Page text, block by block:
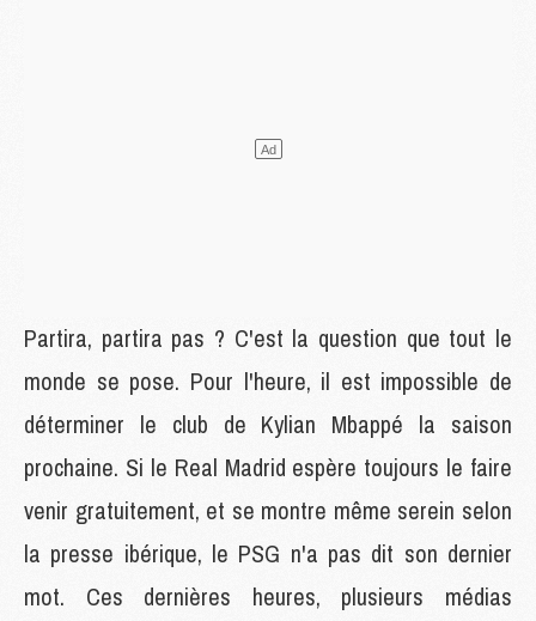
Partira, partira pas ? C'est la question que tout le
monde se pose. Pour l'heure, il est impossible de
déterminer le club de Kylian Mbappé la saison
prochaine. Si le Real Madrid espère toujours le faire
venir gratuitement, et se montre même serein selon
la presse ibérique, le PSG n'a pas dit son dernier
mot. Ces dernières heures, plusieurs médias